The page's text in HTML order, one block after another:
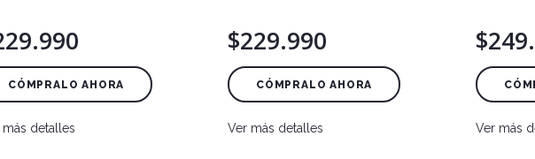
CÓMPRALO AHORA
más detalles
$229.990
CÓMPRALO AHORA
Ver más detalles Ver más